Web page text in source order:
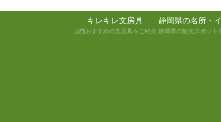
キレキレ文房具
山猫おすすめの文房具をご紹介
静岡県の名所・